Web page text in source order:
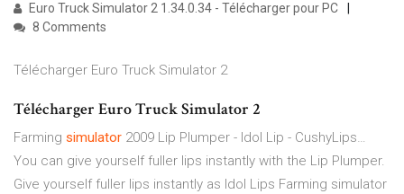
Euro Truck Simulator 2 1.34.0.34 - Télécharger pour PC
8 Comments
Télécharger Euro Truck Simulator 2
Télécharger Euro Truck Simulator 2
Farming simulator 2009 Lip Plumper - Idol Lip - CushyLips…
You can give yourself fuller lips instantly with the Lip Plumper.
Give yourself fuller lips instantly as Idol Lips Farming simulator